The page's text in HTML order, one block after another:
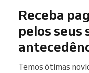
Receba
pelos seus
Temos ótimas